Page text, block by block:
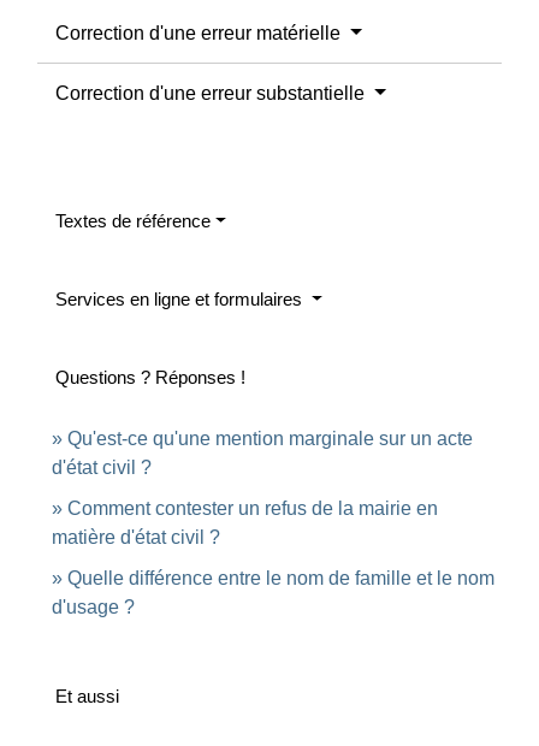
Correction d'une erreur matérielle
Correction d'une erreur substantielle
Textes de référence
Services en ligne et formulaires
Questions ? Réponses !
Qu'est-ce qu'une mention marginale sur un acte
d'état civil ?
Comment contester un refus de la mairie en
matière d'état civil ?
Quelle différence entre le nom de famille et le nom
d'usage ?
Et aussi